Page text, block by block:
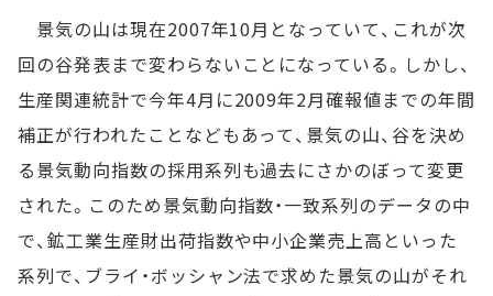
景気の山は現在2007年10月となっていて、これが次
回の谷発表まで変わらないことになっている。しかし、
生産関連統計で今年4月に2009年2月確報値までの年間
補正が行われたことなどもあって、景気の山、谷を決め
る景気動向指数の採用系列も過去にさかのぼって変更
された。このため景気動向指数・一致系列のデータの中
で、鉱工業生産財出荷指数や中小企業売上高といった
系列で、ブライ・ボッシャン法で求めた景気の山がそれ